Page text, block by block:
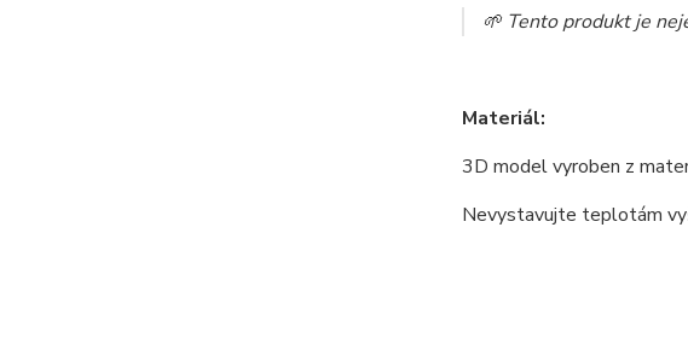
🌱 Tento produkt je
Materiál:
3D model vyroben z
Nevystavujte teplotám